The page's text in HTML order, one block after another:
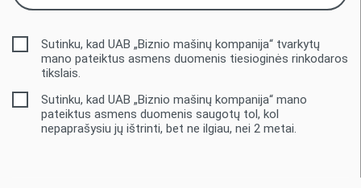
Sutinku, kad UAB „Biznio mašinų kompanija“ tvarkytų
mano pateiktus asmens duomenis tiesioginės rinkodaros
tikslais.
Sutinku, kad UAB „Biznio mašinų kompanija“ mano
pateiktus asmens duomenis saugotų tol, kol
nepaprašysiu jų ištrinti, bet ne ilgiau, nei 2 metai.